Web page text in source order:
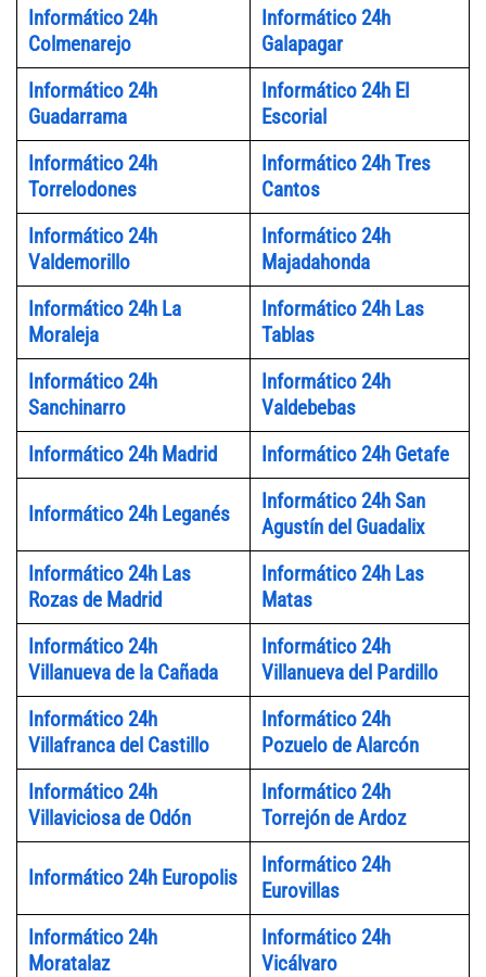
Informático 24h
Colmenarejo
Informático 24h
Galapagar
Informático 24h
Guadarrama
Informático 24h El
Escorial
Informático 24h
Torrelodones
Informático 24h Tres
Cantos
Informático 24h
Valdemorillo
Informático 24h
Majadahonda
Informático 24h La
Moraleja
Informático 24h Las
Tablas
Informático 24h
Sanchinarro
Informático 24h
Valdebebas
Informático 24h Madrid
Informático 24h Getafe
Informático 24h Leganés
Informático 24h San
Agustín del Guadalix
Informático 24h Las
Rozas de Madrid
Informático 24h Las
Matas
Informático 24h
Villanueva de la Cañada
Informático 24h
Villanueva del Pardillo
Informático 24h
Villafranca del Castillo
Informático 24h
Pozuelo de Alarcón
Informático 24h
Villaviciosa de Odón
Informático 24h
Torrejón de Ardoz
Informático 24h Europolis
Informático 24h
Eurovillas
Informático 24h
Moratalaz
Informático 24h
Vicálvaro